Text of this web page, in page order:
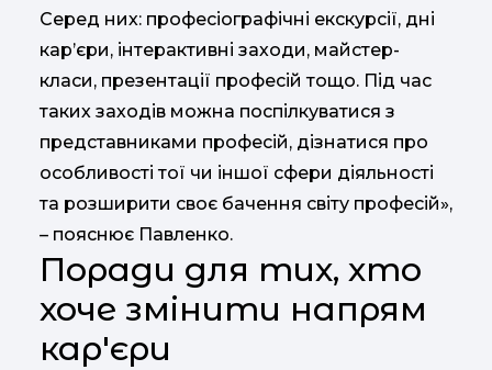
Серед них: професіографічні екскурсії, дні
кар’єри, інтерактивні заходи, майстер-
класи, презентації професій тощо. Під час
таких заходів можна поспілкуватися з
представниками професій, дізнатися про
особливості тої чи іншої сфери діяльності
та розширити своє бачення світу професій»,
– пояснює Павленко.
Поради для тих, хто
хоче змінити напрям
кар'єри